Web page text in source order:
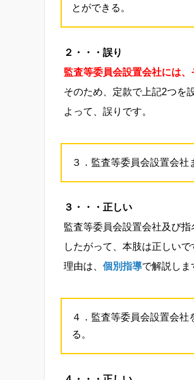
とができる。
２・・・誤り
監査等委員会設置会社には
そのため、定款で上記2つを
よって、誤りです。
３．監査等委員会設置会社
３・・・正しい
監査等委員会設置会社及び
したがって、本肢は正しいで
理由は、 個別指導で解説しま
４．監査等委員会設置会
る。